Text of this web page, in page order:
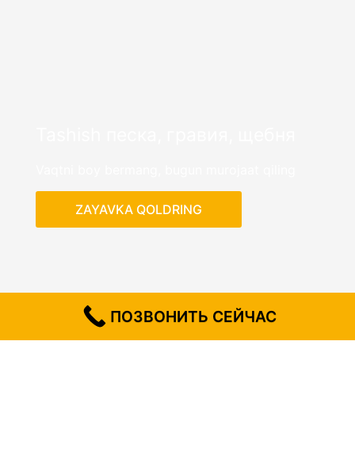
ZAYAVKA QOLDRING
Shuningdek qarang
ПОЗВОНИТЬ СЕЙЧАС